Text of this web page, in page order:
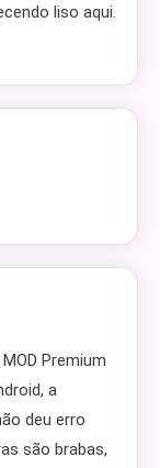
liso aqui.
Premium
a
deu erro
são brabas,